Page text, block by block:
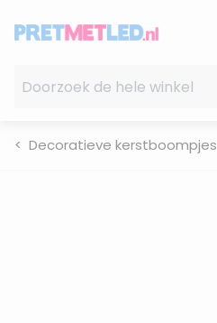
Decoratieve kerstboompjes